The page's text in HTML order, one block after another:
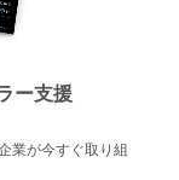
ー支援
業が今すぐ取り組